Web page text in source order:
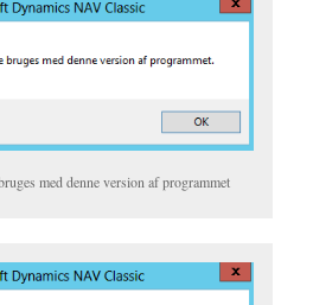
med denne version af programmet